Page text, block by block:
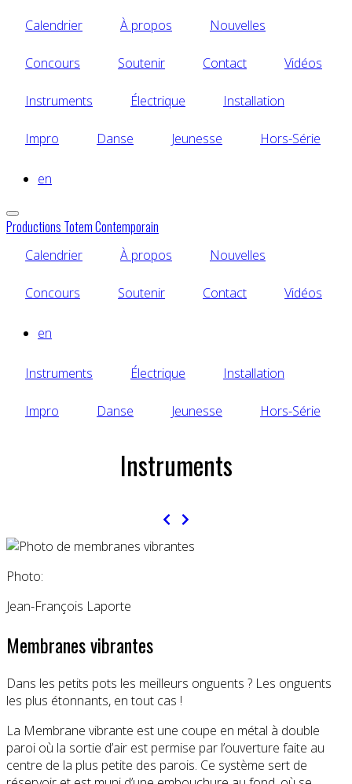
principal
Calendrier À propos Nouvelles
Concours Soutenir Contact Vidéos
Instruments Électrique Installation
Impro Danse Jeunesse Hors-Série
en
Productions Totem Contemporain
Calendrier À propos Nouvelles
Concours Soutenir Contact Vidéos
en
Instruments Électrique Installation
Impro Danse Jeunesse Hors-Série
Instruments
Photo:
Jean-François Laporte
Membranes vibrantes
Dans les petits pots les meilleurs onguents ? Les onguents
les plus étonnants, en tout cas !
La Membrane vibrante est une coupe en métal à double
paroi où la sortie d’air est permise par l’ouverture faite au
centre de la plus petite des parois. Ce système sert de